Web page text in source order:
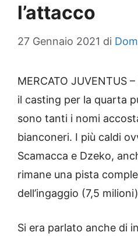
l’attacco
27 Gennaio 2021 di
MERCATO JUVENTUS
il casting per la quarta
sono tanti i nomi
bianconeri. I più caldi
Scamacca e Dzeko,
rimane una pista
dell’ingaggio (7,5
Si era parlato anche di